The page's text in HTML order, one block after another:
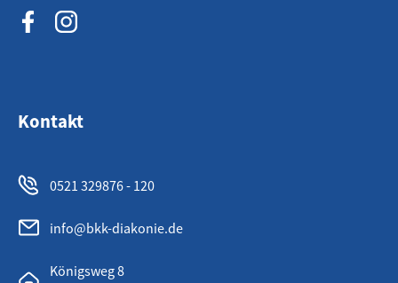
Kontakt
0521 329876 - 120
info@bkk-diakonie.de
Königsweg 8